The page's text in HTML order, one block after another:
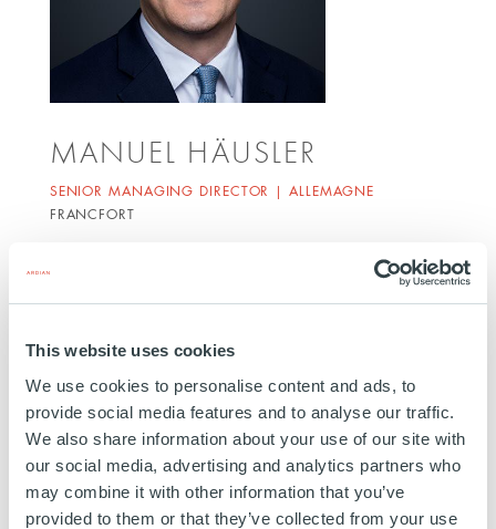
This website uses cookies
We use cookies to personalise content and ads, to
provide social media features and to analyse our traffic.
We also share information about your use of our site with
our social media, advertising and analytics partners who
may combine it with other information that you’ve
provided to them or that they’ve collected from your use
MANUEL HÄUSLER
SENIOR MANAGING DIRECTOR | ALLEMAGNE
FRANCFORT
Manuel Haeusler a rejoint Ardian en tant qu'Analyst
en 2007, après avoir terminé son stage au sein de
principalement responsable de l'origination, de la
due diligence et de l'exécution des investissements
de fonds primaires et secondaires en Europe et en
Asie. Il a également des responsabilités au sein de
l'équipe Customized Solutions, qui crée des
solutions d'investissement sur mesure pour répondre